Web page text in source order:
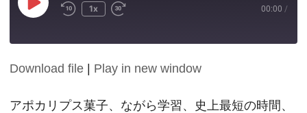
Play
Episode
1x 00:00 /
SHARE
LINK
Download file Play in new window
アポカリプス菓子、ながら学習、史上最短の時間、